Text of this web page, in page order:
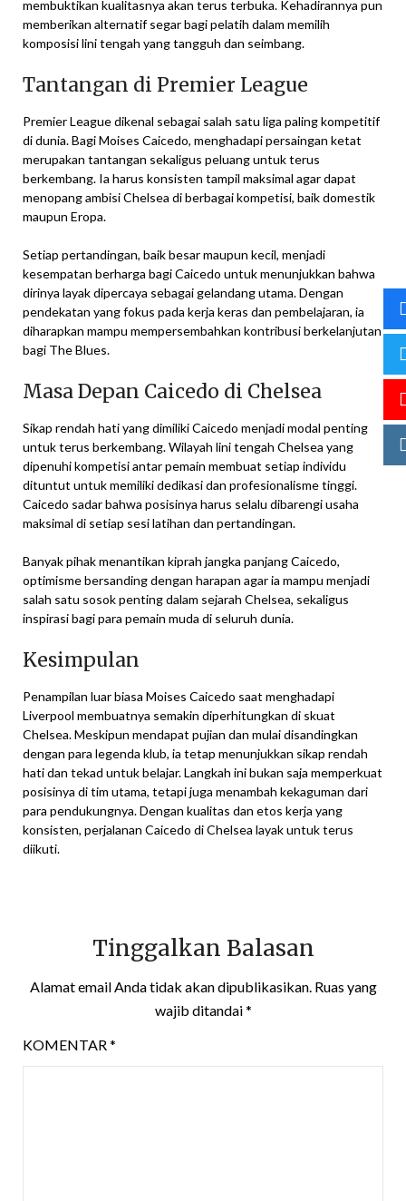
membuktikan kualitasnya akan terus terbuka. Kehadirannya pun
memberikan alternatif segar bagi pelatih dalam memilih
komposisi lini tengah yang tangguh dan seimbang.
Tantangan di Premier League
Premier League dikenal sebagai salah satu liga paling kompetitif
di dunia. Bagi Moises Caicedo, menghadapi persaingan ketat
merupakan tantangan sekaligus peluang untuk terus
berkembang. Ia harus konsisten tampil maksimal agar dapat
menopang ambisi Chelsea di berbagai kompetisi, baik domestik
maupun Eropa.
Setiap pertandingan, baik besar maupun kecil, menjadi
kesempatan berharga bagi Caicedo untuk menunjukkan bahwa
dirinya layak dipercaya sebagai gelandang utama. Dengan
pendekatan yang fokus pada kerja keras dan pembelajaran, ia
diharapkan mampu mempersembahkan kontribusi berkelanjutan
bagi The Blues.
Masa Depan Caicedo di Chelsea
Sikap rendah hati yang dimiliki Caicedo menjadi modal penting
untuk terus berkembang. Wilayah lini tengah Chelsea yang
dipenuhi kompetisi antar pemain membuat setiap individu
dituntut untuk memiliki dedikasi dan profesionalisme tinggi.
Caicedo sadar bahwa posisinya harus selalu dibarengi usaha
maksimal di setiap sesi latihan dan pertandingan.
Banyak pihak menantikan kiprah jangka panjang Caicedo,
optimisme bersanding dengan harapan agar ia mampu menjadi
salah satu sosok penting dalam sejarah Chelsea, sekaligus
inspirasi bagi para pemain muda di seluruh dunia.
Kesimpulan
Penampilan luar biasa Moises Caicedo saat menghadapi
Liverpool membuatnya semakin diperhitungkan di skuat
Chelsea. Meskipun mendapat pujian dan mulai disandingkan
dengan para legenda klub, ia tetap menunjukkan sikap rendah
hati dan tekad untuk belajar. Langkah ini bukan saja memperkuat
posisinya di tim utama, tetapi juga menambah kekaguman dari
para pendukungnya. Dengan kualitas dan etos kerja yang
konsisten, perjalanan Caicedo di Chelsea layak untuk terus
diikuti.
Tinggalkan Balasan
Alamat email Anda tidak akan dipublikasikan. Ruas yang
wajib ditandai*
KOMENTAR*